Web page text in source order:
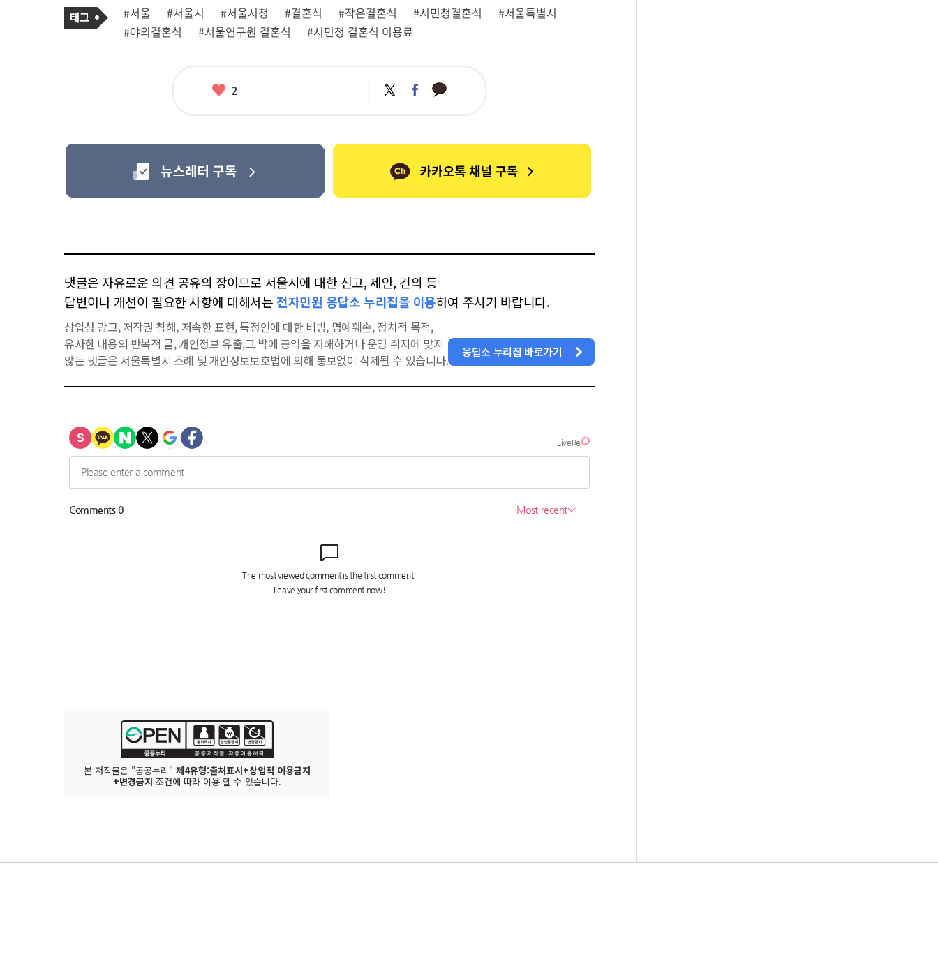
사
관
련
태
그
#서울 #서울시 #서울시청 #결혼식 #작은결혼식 #시민청결혼식
#서울특별시
#야외결혼식
#서울연구원 결혼식 #시민청 결혼식 이용료
좋
2 트
위
페
이
카
카
댓글은 자유로운 의견 공유의 장이므로 서울시에 대한 신고, 제안, 건의 등
답변이나 개선이 필요한 사항에 대해서는 전자민원 응답소 누리집을 이용하여 주시기 바랍니다.
상업성 광고, 저작권 침해, 저속한 표현, 특정인에 대한 비방, 명예훼손, 정치적 목적,
유사한 내용의 반복적 글, 개인정보 유출,그 밖에 공익을 저해하거나 운영 취지에 맞지
않는 댓글은 서울특별시 조례 및 개인정보보호법에 의해 통보없이 삭제될 수 있습니다.
응답소 누리집 바로가기
본 저작물은 "공공누리" 제4유형:출처표시+상업적 이용금지
+변경금지 조건에 따라 이용 할 수 있습니다.